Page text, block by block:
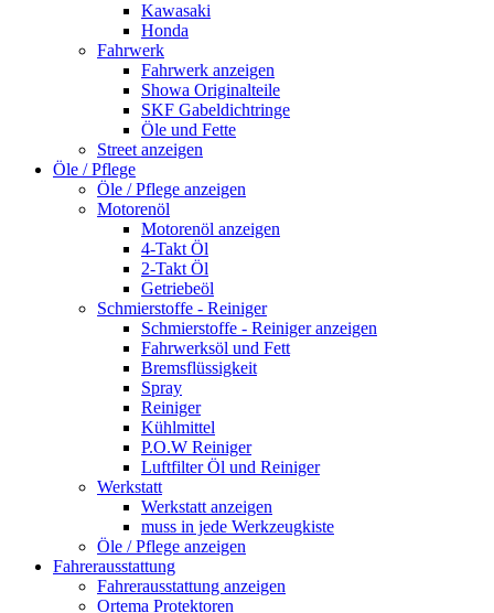
Kawasaki
Honda
Fahrwerk
Fahrwerk anzeigen
Showa Originalteile
SKF Gabeldichtringe
Öle und Fette
Street anzeigen
Öle / Pflege
Öle / Pflege anzeigen
Motorenöl
Motorenöl anzeigen
4-Takt Öl
2-Takt Öl
Getriebeöl
Schmierstoffe - Reiniger
Schmierstoffe - Reiniger anzeigen
Fahrwerksöl und Fett
Bremsflüssigkeit
Spray
Reiniger
Kühlmittel
P.O.W Reiniger
Luftfilter Öl und Reiniger
Werkstatt
Werkstatt anzeigen
muss in jede Werkzeugkiste
Öle / Pflege anzeigen
Fahrerausstattung
Fahrerausstattung anzeigen
Ortema Protektoren